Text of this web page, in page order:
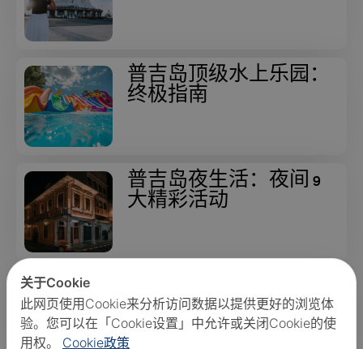
普吉岛顶级水上乐园：
终极指南
普吉岛夜生活：夜间 9
大精彩活动
者指南
关于Cookie
此网页使用Cookie来分析访问数据以提供更好的浏览体
验。您可以在「Cookie设置」中允许或关闭Cookie的使
用权。
Cookie政策